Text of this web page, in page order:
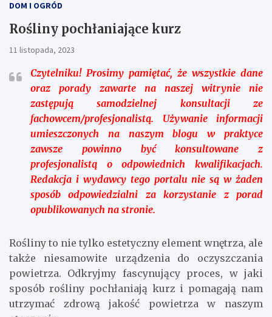
DOM I OGRÓD
Rośliny pochłaniające kurz
11 listopada, 2023
Czytelniku!Prosimy pamiętać, że wszystkie dane
oraz porady zawarte na naszej witrynie nie
zastępują samodzielnej konsultacji ze
fachowcem/profesjonalistą. Używanie informacji
umieszczonych na naszym blogu w praktyce
zawsze powinno być konsultowane z
profesjonalistą o odpowiednich kwalifikacjach.
Redakcja i wydawcy tego portalu nie są w żaden
sposób odpowiedzialni za korzystanie z porad
opublikowanych na stronie.
Rośliny to nie tylko estetyczny element wnętrza, ale
także niesamowite urządzenia do oczyszczania
powietrza. Odkryjmy fascynujący proces, w jaki
sposób rośliny pochłaniają kurz i pomagają nam
utrzymać zdrową jakość powietrza w naszym